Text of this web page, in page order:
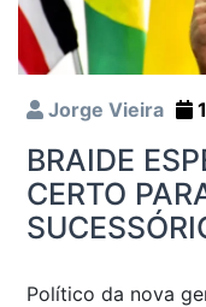
Jorge Vieira
BRAIDE
CERTO
Político da nova